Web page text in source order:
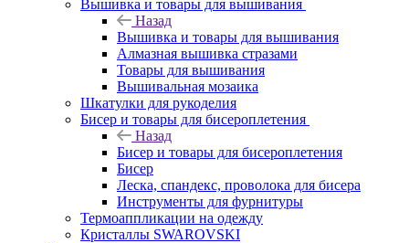
Вышивка и товары для вышивания
Назад
Вышивка и товары для вышивания
Алмазная вышивка стразами
Товары для вышивания
Вышивальная мозаика
Шкатулки для рукоделия
Бисер и товары для бисероплетения
Назад
Бисер и товары для бисероплетения
Бисер
Леска, спандекс, проволока для бисера
Инструменты для фурнитуры
Термоаппликации на одежду
Кристаллы SWAROVSKI